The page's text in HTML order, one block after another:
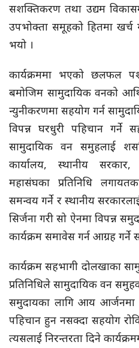
सशक्तिकरण तथा उद्यम
उपभोक्ता समूहको हितमा खर्च
भयो ।
कार्यक्रममा भएको छलफल
बमोजिम सामुदायिक वनको
न्युनीकरणमा सहयोग गर्न
विपन्न घरधुरी पहिचान
सामुदायिक वन समुहलाई
कार्यालय, स्थानीय
महासंघका प्रतिनिधि
समन्वय गर्ने र स्थानीय
सिर्जना गरी सो ऐनमा विपन्न
कार्यक्रम समावेस गर्न आग्रह
कार्यक्रम सहभागी दोलखाका
प्रतिनिधिले सामुदायिक वन
समुदायका लागि आय आर्जनमा
पहिचान हुन नसक्दा सहयोग
त्यसलाई निरन्तरता दिने